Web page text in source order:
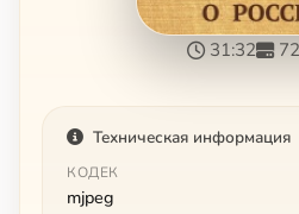
31:32
Техническая информация
КОДЕК
mjpeg